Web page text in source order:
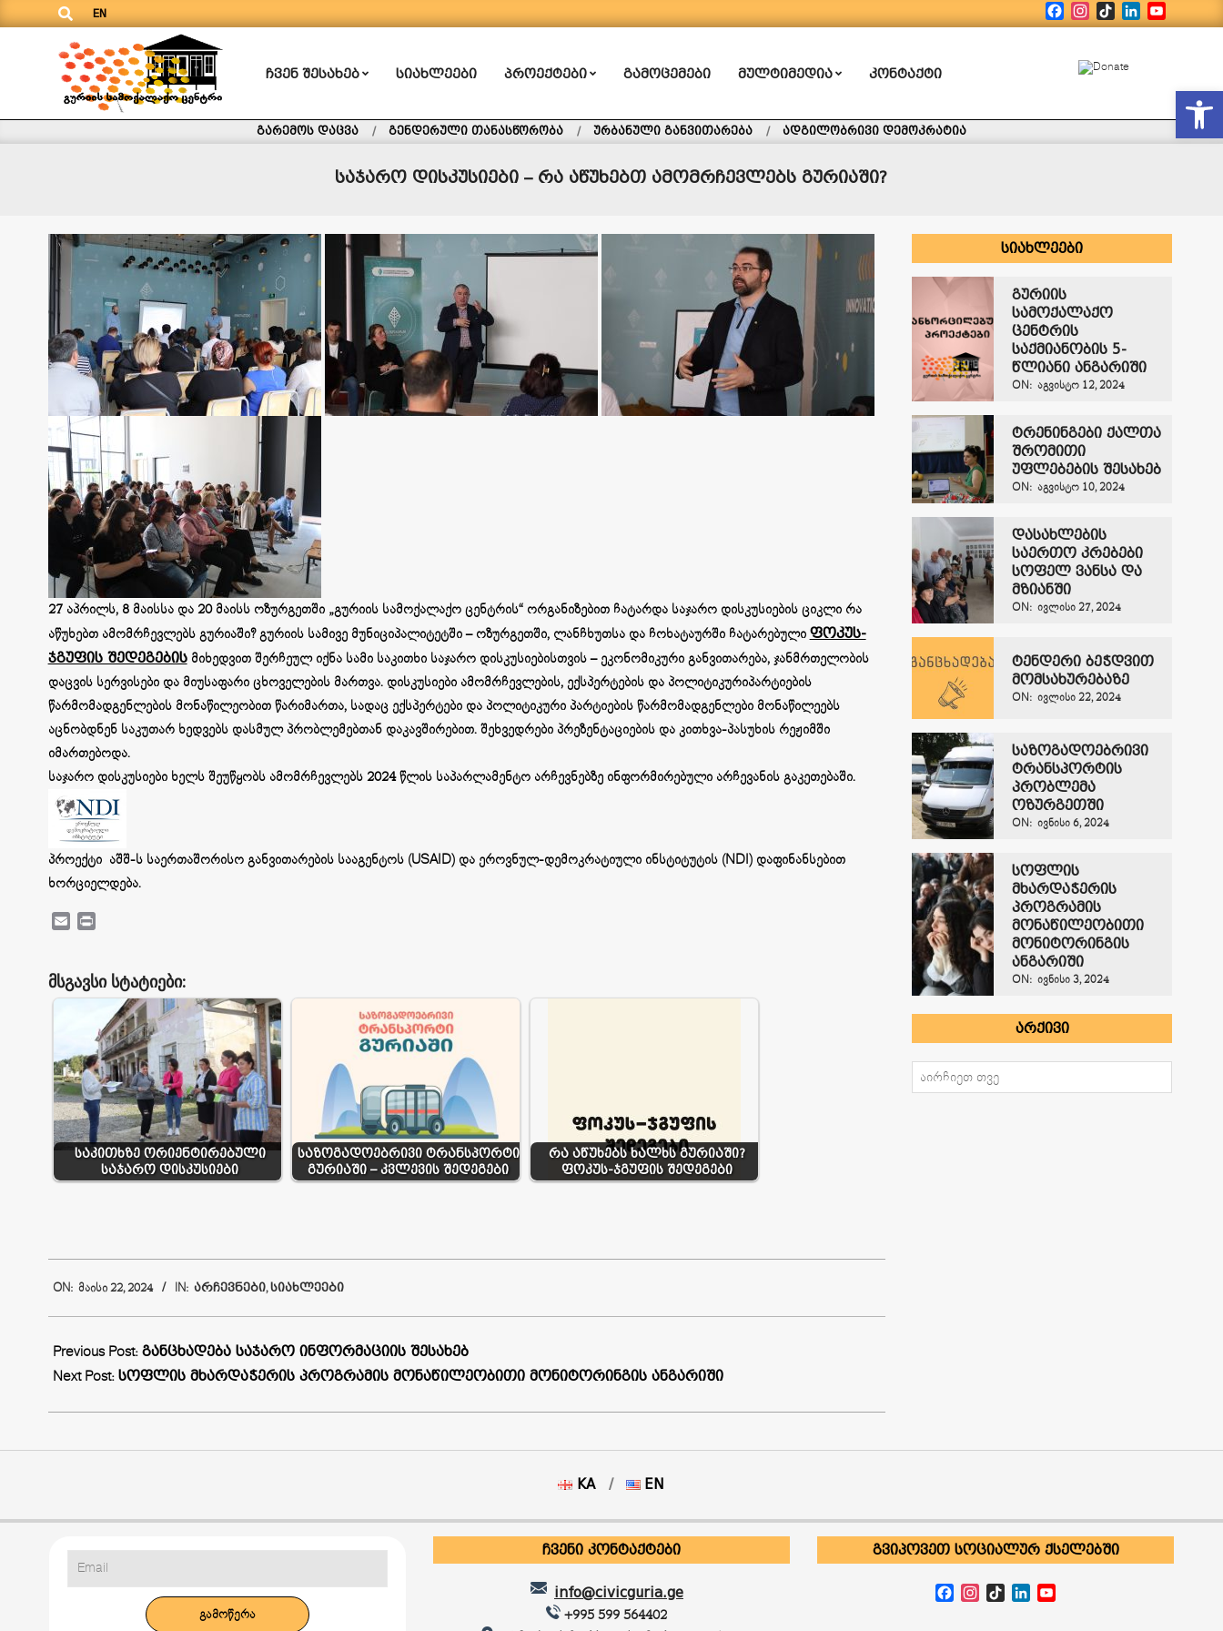
Search
EN Facebook
Instagram
TikTokLinkedIn
გურიის
Primary
Menu
ᲩᲕᲔᲜ ᲨᲔᲡᲐᲮᲔᲑ ᲡᲘᲐᲮᲚᲔᲔᲑᲘ ᲞᲠᲝᲔᲥᲢᲔᲑᲘ ᲒᲐᲛᲝᲪᲔᲛᲔᲑᲘ ᲛᲣᲚᲢᲘᲛᲔᲓᲘᲐ ᲙᲝᲜᲢᲐᲥᲢᲘ
გარემოს დაცვა გენდერული თანასწორობა ურბანული განვითარება ადგილობრივი დემოკრატია
საჯარო დისკუსიები – რა აწუხებთ ამომრჩევლებს გურიაში?
27 აპრილს, 8 მაისსა და 20 მაისს ოზურგეთში „გურიის სამოქალაქო ცენტრის“ ორგანიზებით ჩატარდა საჯარო დისკუსიების ციკლი რა
აწუხებთ ამომრჩევლებს გურიაში? გურიის სამივე მუნიციპალიტეტში – ოზურგეთში, ლანჩხუთსა და ჩოხატაურში ჩატარებული ფოკუს-
ჯგუფის შედეგებისმიხედვით შერჩეულ იქნა სამი საკითხი საჯარო დისკუსიებისთვის – ეკონომიკური განვითარება, ჯანმრთელობის
დაცვის სერვისები და მიუსაფარი ცხოველების მართვა. დისკუსიები ამომრჩევლების, ექსპერტების და პოლიტიკურიპარტიების
წარმომადგენლების მონაწილეობით წარიმართა, სადაც ექსპერტები და პოლიტიკური პარტიების წარმომადგენლები მონაწილეებს
აცნობდნენ საკუთარ ხედვებს დასმულ პრობლემებთან დაკავშირებით. შეხვედრები პრეზენტაციების და კითხვა-პასუხის რეჟიმში
იმართებოდა.
საჯარო დისკუსიები ხელს შეუწყობს ამომრჩევლებს 2024 წლის საპარლამენტო არჩევნებზე ინფორმირებული არჩევანის გაკეთებაში.
პროექტი აშშ-ს საერთაშორისო განვითარების სააგენტოს (USAID) და ეროვნულ-დემოკრატიული ინსტიტუტის (NDI) დაფინანსებით
ხორციელდება.
Email
მსგავსი სტატიები:
საკითხზე ორიენტირებული
საჯარო დისკუსიები
საზოგადოებრივი ტრანსპორტი
გურიაში – კვლევის შედეგები
რა აწუხებს ხალხს გურიაში?
ფოკუს-ჯგუფის შედეგები
05-
22
ON: ᲛᲐᲘᲡᲘ 22, 2024 IN: ᲐᲠᲩᲔᲕᲜᲔᲑᲘ,ᲡᲘᲐᲮᲚᲔᲔᲑᲘ
Previous Post: განცხადება საჯარო ინფორმაციის შესახებ
Next Post: სოფლის მხარდაჭერის პროგრამის მონაწილეობითი მონიტორინგის ანგარიში
ᲡᲘᲐᲮᲚᲔᲔᲑᲘ
გურიის
სამოქალაქო
ცენტრის
საქმიანობის 5-
წლიანი ანგარიში
ON: ᲐᲒᲕᲘᲡᲢᲝ 12, 2024
ტრენინგები ქალთა
შრომითი
უფლებების შესახებ
ON: ᲐᲒᲕᲘᲡᲢᲝ 10, 2024
დასახლების
საერთო კრებები
სოფელ ვანსა და
მზიანში
ON: ᲘᲕᲚᲘᲡᲘ 27, 2024
ტენდერი ბეჭდვით
მომსახურებაზე
ON: ᲘᲕᲚᲘᲡᲘ 22, 2024
საზოგადოებრივი
ტრანსპორტის
პრობლემა
ოზურგეთში
ON: ᲘᲕᲜᲘᲡᲘ 6, 2024
სოფლის
მხარდაჭერის
პროგრამის
მონაწილეობითი
მონიტორინგის
ანგარიში
ON: ᲘᲕᲜᲘᲡᲘ 3, 2024
ᲐᲠᲥᲘᲕᲘ
არქივი
KA EN
ᲩᲕᲔᲜᲘ ᲙᲝᲜᲢᲐᲥᲢᲔᲑᲘ
info@civicguria.ge
+995 599 564402
ᲒᲕᲘᲞᲝᲕᲔᲗ ᲡᲝᲪᲘᲐᲚᲣᲠ ᲥᲡᲔᲚᲔᲑᲨᲘ
Facebook
Instagram
TikTokLinkedIn